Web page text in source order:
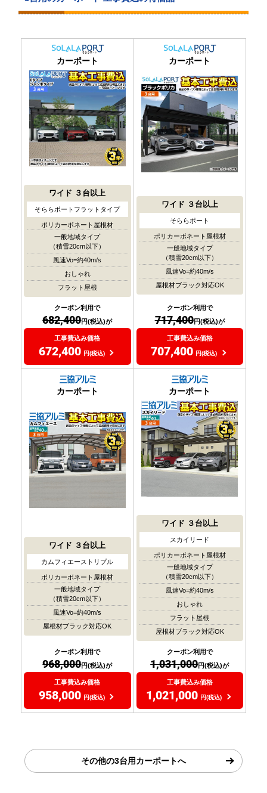
カーポート
ワイド ３台以上
そららポートフラットタイプ
ポリカーボネート屋根材
一般地域タイプ
（積雪20cm以下）
風速Vo=約40m/s
おしゃれ
フラット屋根
クーポン利用で
682,400円(税込)が
工事費込み価格
672,400 円(税込)
カーポート
ワイド ３台以上
そららポート
ポリカーボネート屋根材
一般地域タイプ
（積雪20cm以下）
風速Vo=約40m/s
屋根材ブラック対応OK
クーポン利用で
717,400円(税込)が
工事費込み価格
707,400 円(税込)
カーポート
ワイド ３台以上
カムフィエーストリプル
ポリカーボネート屋根材
一般地域タイプ
（積雪20cm以下）
風速Vo=約40m/s
屋根材ブラック対応OK
クーポン利用で
968,000円(税込)が
工事費込み価格
958,000 円(税込)
カーポート
ワイド ３台以上
スカイリード
ポリカーボネート屋根材
一般地域タイプ
（積雪20cm以下）
風速Vo=約40m/s
おしゃれ
フラット屋根
屋根材ブラック対応OK
クーポン利用で
1,031,000円(税込)が
工事費込み価格
1,021,000 円(税込)
その他の3台用カーポートへ